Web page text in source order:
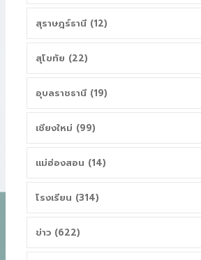
สุราษฎร์ธานี (12)
สุโขทัย (22)
อุบลราชธานี (19)
เชียงใหม่ (99)
แม่ฮ่องสอน (14)
โรงเรียน (314)
ข่าว (622)